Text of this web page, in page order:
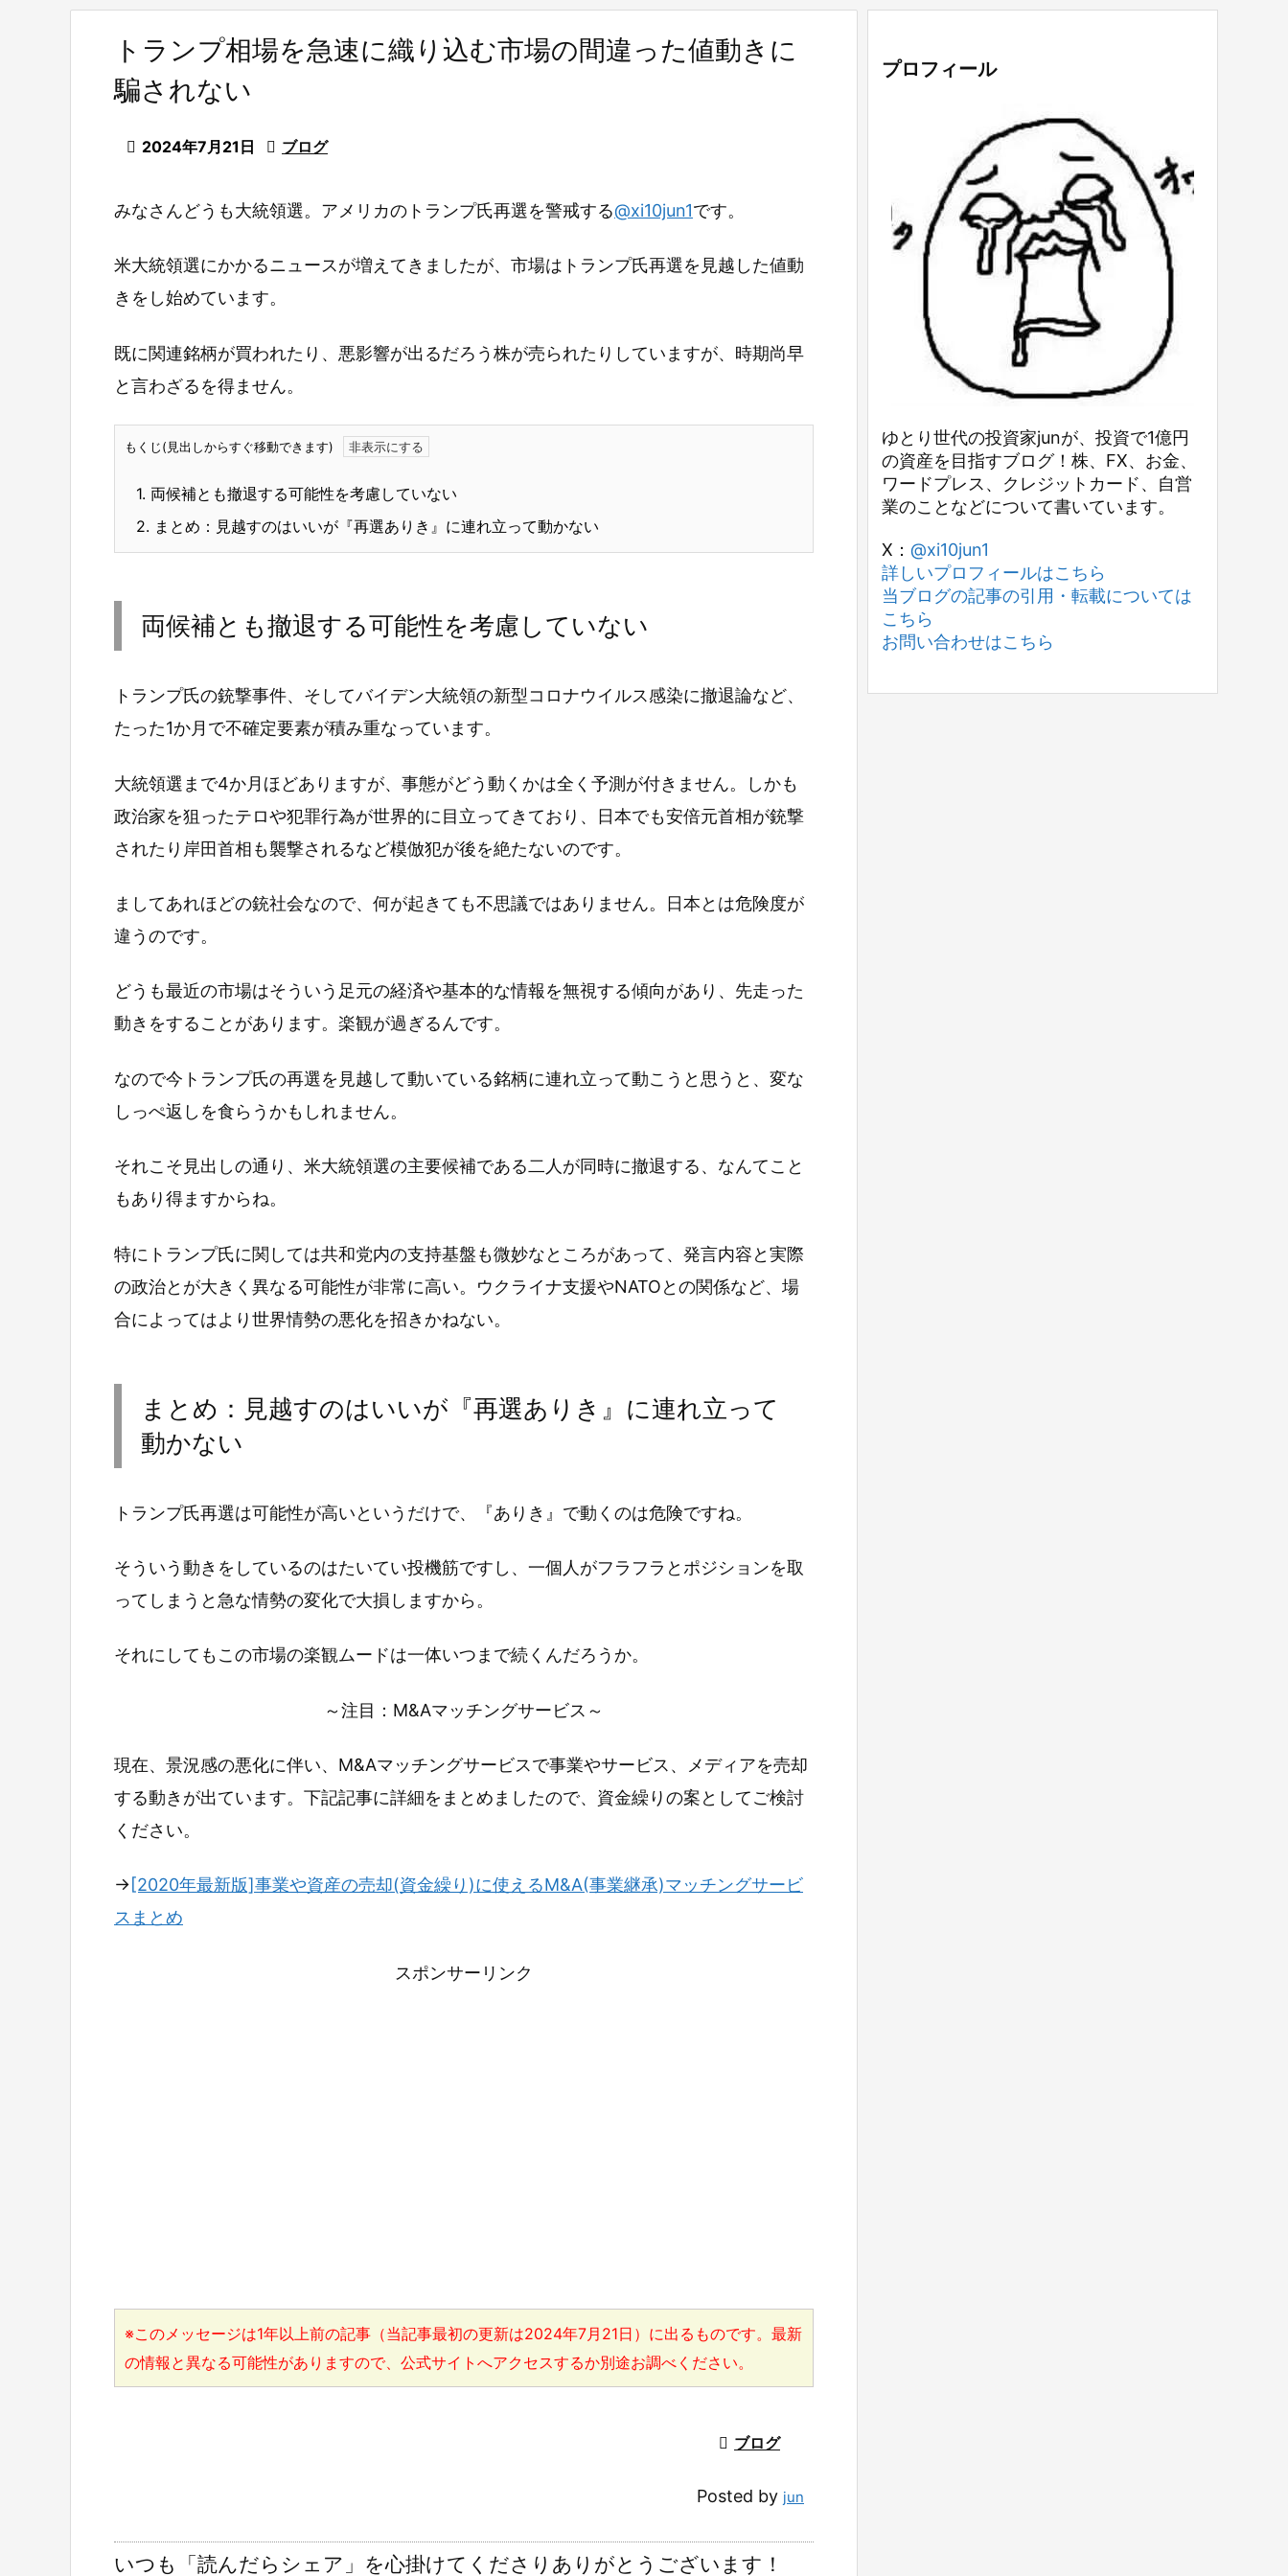
トランプ相場を急速に織り込む市場の間違った値動きに
騙されない
 2024年7月21日  ブログ
みなさんどうも大統領選。アメリカのトランプ氏再選を警戒する@xi10jun1です。
米大統領選にかかるニュースが増えてきましたが、市場はトランプ氏再選を見越した値動
きをし始めています。
既に関連銘柄が買われたり、悪影響が出るだろう株が売られたりしていますが、時期尚早
と言わざるを得ません。
もくじ(見出しからすぐ移動できます)
1. 両候補とも撤退する可能性を考慮していない
2. まとめ：見越すのはいいが『再選ありき』に連れ立って動かない
両候補とも撤退する可能性を考慮していない
トランプ氏の銃撃事件、そしてバイデン大統領の新型コロナウイルス感染に撤退論など、
たった1か月で不確定要素が積み重なっています。
大統領選まで4か月ほどありますが、事態がどう動くかは全く予測が付きません。しかも
政治家を狙ったテロや犯罪行為が世界的に目立ってきており、日本でも安倍元首相が銃撃
されたり岸田首相も襲撃されるなど模倣犯が後を絶たないのです。
ましてあれほどの銃社会なので、何が起きても不思議ではありません。日本とは危険度が
違うのです。
どうも最近の市場はそういう足元の経済や基本的な情報を無視する傾向があり、先走った
動きをすることがあります。楽観が過ぎるんです。
なので今トランプ氏の再選を見越して動いている銘柄に連れ立って動こうと思うと、変な
しっぺ返しを食らうかもしれません。
それこそ見出しの通り、米大統領選の主要候補である二人が同時に撤退する、なんてこと
もあり得ますからね。
特にトランプ氏に関しては共和党内の支持基盤も微妙なところがあって、発言内容と実際
の政治とが大きく異なる可能性が非常に高い。ウクライナ支援やNATOとの関係など、場
合によってはより世界情勢の悪化を招きかねない。
まとめ：見越すのはいいが『再選ありき』に連れ立って
動かない
トランプ氏再選は可能性が高いというだけで、『ありき』で動くのは危険ですね。
そういう動きをしているのはたいてい投機筋ですし、一個人がフラフラとポジションを取
ってしまうと急な情勢の変化で大損しますから。
それにしてもこの市場の楽観ムードは一体いつまで続くんだろうか。
～注目：M&Aマッチングサービス～
現在、景況感の悪化に伴い、M&Aマッチングサービスで事業やサービス、メディアを売却
する動きが出ています。下記記事に詳細をまとめましたので、資金繰りの案としてご検討
ください。
→[2020年最新版]事業や資産の売却(資金繰り)に使えるM&A(事業継承)マッチングサービ
スまとめ
スポンサーリンク
※このメッセージは1年以上前の記事（当記事最初の更新は2024年7月21日）に出るものです。最新
の情報と異なる可能性がありますので、公式サイトへアクセスするか別途お調べください。
 ブログ
Posted by jun
いつも「読んだらシェア」を心掛けてくださりありがとうございます！
プロフィール
ゆとり世代の投資家junが、投資で1億円
の資産を目指すブログ！株、FX、お金、
ワードプレス、クレジットカード、自営
業のことなどについて書いています。
X： @xi10jun1
詳しいプロフィールはこちら
当ブログの記事の引用・転載については
こちら
お問い合わせはこちら